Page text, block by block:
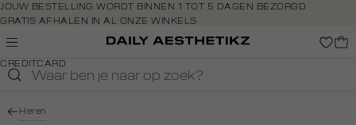
Navigeer
direct naar
de
Open de
direct
JOUW BESTELLING WORDT BINNEN 1 TOT 5 DAGEN BEZORGD
GRATIS AFHALEN IN AL ONZE WINKELS
GRATIS RETOURNEREN BINNEN 14 DAGEN IN DE WINKEL
BETAAL ZOALS JIJ WILT: O.A. IDEAL, RIVERTY, APPLE PAY &
CREDITCARD
Heren